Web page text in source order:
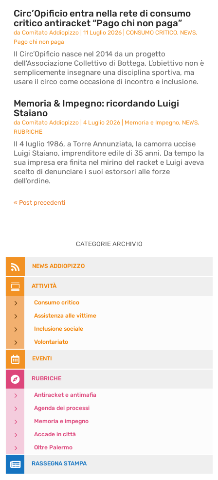
Circ’Opificio entra nella rete di consumo
critico antiracket “Pago chi non paga”
daComitato Addiopizzo |11 Luglio 2026 |CONSUMO CRITICO, NEWS,
Pago chi non paga
Il Circ’Opificio nasce nel 2014 da un progetto
dell’Associazione Collettivo di Bottega. L’obiettivo non è
semplicemente insegnare una disciplina sportiva, ma
usare il circo come occasione di incontro e inclusione.
Memoria & Impegno: ricordando Luigi
Staiano
daComitato Addiopizzo |4 Luglio 2026 Memoria e Impegno, NEWS,
RUBRICHE
Il 4 luglio 1986, a Torre Annunziata, la camorra uccise
Luigi Staiano, imprenditore edile di 35 anni. Da tempo la
sua impresa era finita nel mirino del racket e Luigi aveva
scelto di denunciare i suoi estorsori alle forze
dell’ordine.
« Post precedenti
CATEGORIE ARCHIVIO
 NEWS ADDIOPIZZO
 ATTIVITÀ
5 Consumo critico
5 Assistenza alle vittime
5 Inclusione sociale
5 Volontariato
 EVENTI
 RUBRICHE
5 Antiracket e antimafia
5 Agenda dei processi
5 Memoria e impegno
5 Accade in città
5 Oltre Palermo
 RASSEGNA STAMPA